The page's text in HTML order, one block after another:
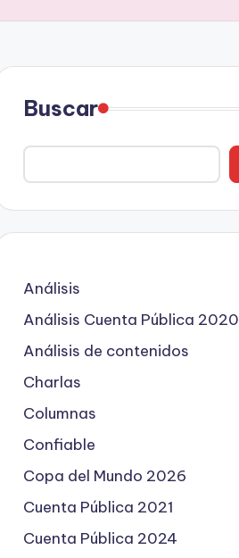
Buscar
Análisis
Análisis Cuenta Pública 2020
Análisis de contenidos
Charlas
Columnas
Confiable
Copa del Mundo 2026
Cuenta Pública 2021
Cuenta Pública 2024